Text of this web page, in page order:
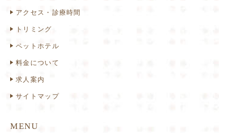
アクセス・診療時間
トリミング
ペットホテル
料金について
求人案内
サイトマップ
MENU